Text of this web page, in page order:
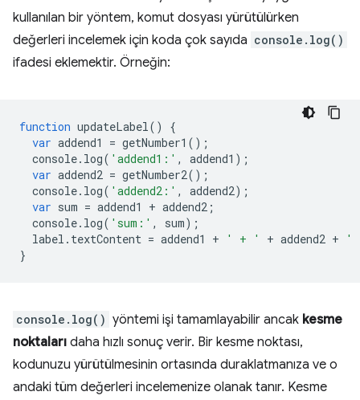
kullanılan bir yöntem, komut dosyası yürütülürken
değerleri incelemek için koda çok sayıda console.log()
ifadesi eklemektir. Örneğin:
function updateLabel()
{
var addend1 = getNumber1 ();
console. log( 'addend1:' , addend1 );
var addend2 = getNumber2();
console. log( 'addend2:' , addend2);
var sum = addend1 + addend2 ;
console. log( 'sum:' , sum);
label . textContent = addend1 + ' + ' + addend2 +
'
}
console.log() yöntemi işi tamamlayabilir ancak kesme
noktaları daha hızlı sonuç verir. Bir kesme noktası,
kodunuzu yürütülmesinin ortasında duraklatmanıza ve o
andaki tüm değerleri incelemenize olanak tanır. Kesme